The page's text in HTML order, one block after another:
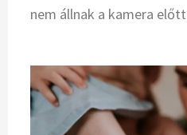
nem állnak a kamera